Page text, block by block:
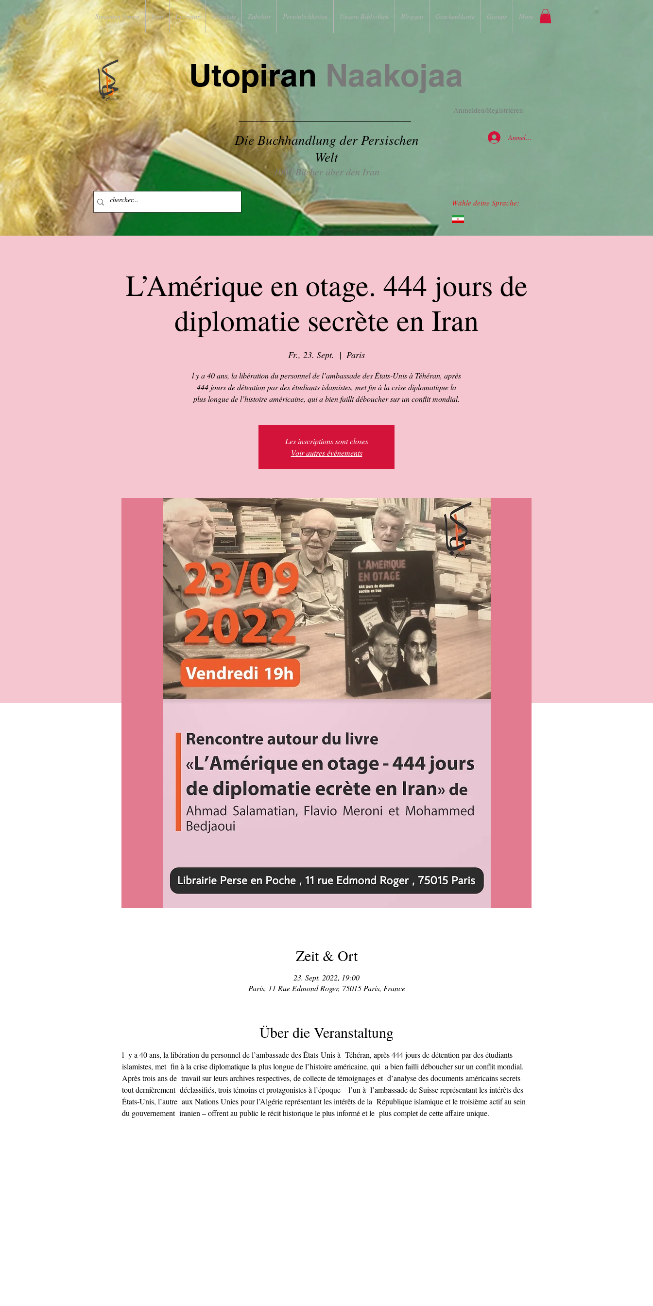
Sprachen lernen Iran Literatur Nirgends Zubehör Persönlichkeiten Unsere Bibliothek Bloggen Geschenkkarte Groups More
Anmelden/Registrieren
Utopiran Naakojaa
Die Buchhandlung der Persischen
Welt
Anmelden
1001 Bücher über den Iran
Wähle deine Sprache:
L’Amérique en otage. 444 jours de
diplomatie secrète en Iran
Fr., 23. Sept.
  |
Paris
l y a 40 ans, la libération du personnel de l’ambassade des États-Unis à Téhéran, après
444 jours de détention par des étudiants islamistes, met fin à la crise diplomatique la
plus longue de l’histoire américaine, qui a bien failli déboucher sur un conflit mondial.
Les inscriptions sont closes
Voir autres événements
Zeit & Ort
23. Sept. 2022, 19:00
Paris, 11 Rue Edmond Roger, 75015 Paris, France
Über die Veranstaltung
l  y a 40 ans, la libération du personnel de l’ambassade des États-Unis à  Téhéran, après 444 jours de détention par des étudiants
islamistes, met  fin à la crise diplomatique la plus longue de l’histoire américaine, qui  a bien failli déboucher sur un conflit mondial.
Après trois ans de  travail sur leurs archives respectives, de collecte de témoignages et  d’analyse des documents américains secrets
tout dernièrement  déclassifiés, trois témoins et protagonistes à l’époque – l’un à  l’ambassade de Suisse représentant les intérêts des
États-Unis, l’autre  aux Nations Unies pour l’Algérie représentant les intérêts de la  République islamique et le troisième actif au sein
du gouvernement  iranien – offrent au public le récit historique le plus informé et le  plus complet de cette affaire unique.